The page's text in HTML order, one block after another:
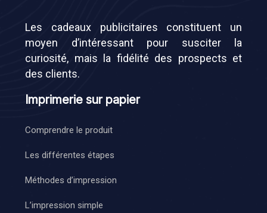
Les cadeaux publicitaires constituent un
moyen d’intéressant pour susciter la
curiosité, mais la fidélité des prospects et
des clients.
Imprimerie sur papier
Comprendre le produit
Les différentes étapes
Méthodes d’impression
L’impression simple